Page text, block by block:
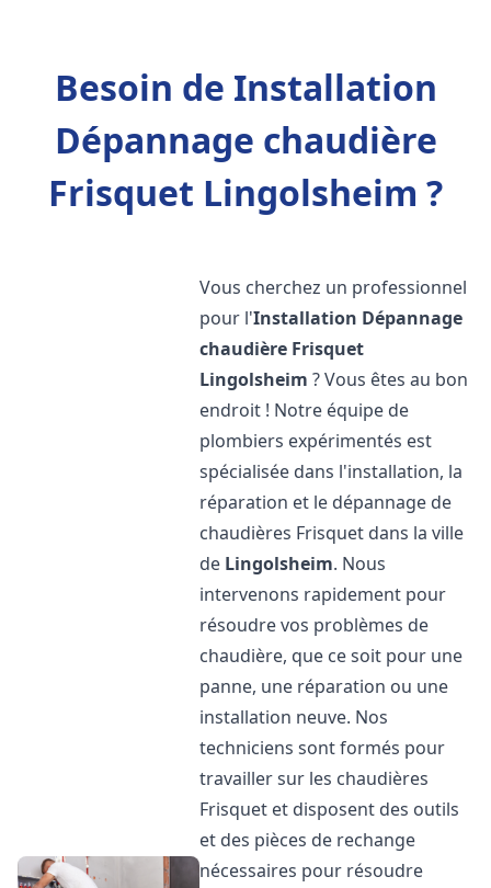
Besoin de Installation
Dépannage chaudière
Frisquet Lingolsheim ?
Vous cherchez un professionnel
pour l'Installation Dépannage
chaudière Frisquet
Lingolsheim ? Vous êtes au bon
endroit ! Notre équipe de
plombiers expérimentés est
spécialisée dans l'installation, la
réparation et le dépannage de
chaudières Frisquet dans la ville
de Lingolsheim. Nous
intervenons rapidement pour
résoudre vos problèmes de
chaudière, que ce soit pour une
panne, une réparation ou une
installation neuve. Nos
techniciens sont formés pour
travailler sur les chaudières
Frisquet et disposent des outils
et des pièces de rechange
nécessaires pour résoudre